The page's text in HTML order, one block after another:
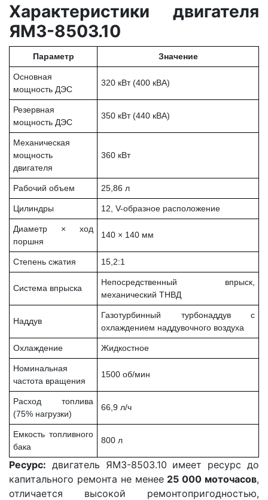
Характеристики двигателя
ЯМЗ-8503.10
Параметр Значение
Основная
мощность ДЭС
320 кВт (400 кВА)
Резервная
мощность ДЭС
350 кВт (440 кВА)
Механическая
мощность
двигателя
360 кВт
Рабочий объем 25,86 л
Цилиндры 12, V-образное расположение
Диаметр × ход
поршня
140 × 140 мм
Степень сжатия 15,2:1
Система впрыска
Непосредственный впрыск,
механический ТНВД
Наддув
Газотурбинный турбонаддув с
охлаждением наддувочного воздуха
Охлаждение Жидкостное
Номинальная
частота вращения
1500 об/мин
Расход топлива
(75% нагрузки)
66,9 л/ч
Емкость топливного
бака
800 л
Ресурс: двигатель ЯМЗ-8503.10 имеет ресурс до
капитального ремонта не менее 25 000 моточасов,
отличается высокой ремонтопригодностью,